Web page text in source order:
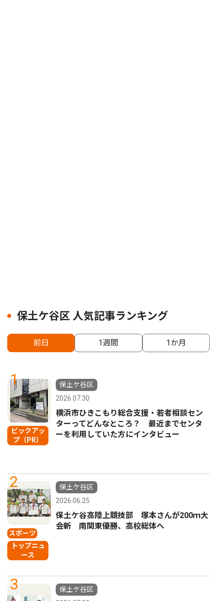
保土ケ谷区 人気記事ランキング
前日 1週間 1か月
1
ピックアッ
プ（PR）
保土ケ谷区
2026.07.30
横浜市ひきこもり総合支援・若者相談セン
ターってどんなところ？ 最近までセンタ
ーを利用していた方にインタビュー
2
スポーツ
トップニュ
ース
保土ケ谷区
2026.06.25
保土ケ谷高陸上競技部 塚本さんが200ｍ大
会新 南関東優勝、高校総体へ
3
保土ケ谷区